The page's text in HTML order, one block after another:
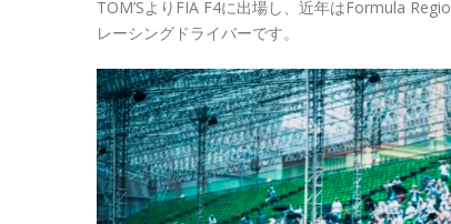
TOM’SよりFIA F4に出場し、近年はFormula
レーシングドライバーです。